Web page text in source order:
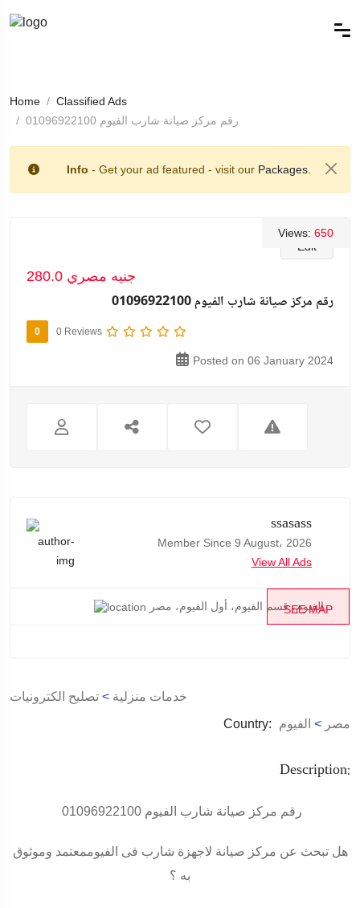
Home
Classified Ads
رقم مركز صيانة شارب الفيوم 01096922100
Info - Get your ad featured - visit our Packages.
Edit
Views: 650
280.0 جنيه مصري
رقم مركز صيانة شارب الفيوم 01096922100
0 0 Reviews
Posted on 06 January 2024
ssasass
Member Since 9 August، 2026
View All Ads
SEE MAP
الفيوم، قسم الفيوم، أول الفيوم، مصر...
خدمات منزلية > تصليح الكترونيات
Country:
مصر > الفيوم
Description:
رقم مركز صيانة شارب الفيوم 01096922100
هل تبحث عن مركز صيانة لاجهزة شارب فى الفيوممعتمد وموثوق
به ؟